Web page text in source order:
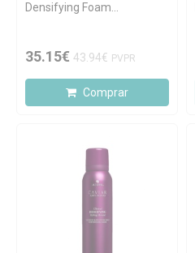
Densifying Foam
35.15€ 43.94€ PVPR
Comprar